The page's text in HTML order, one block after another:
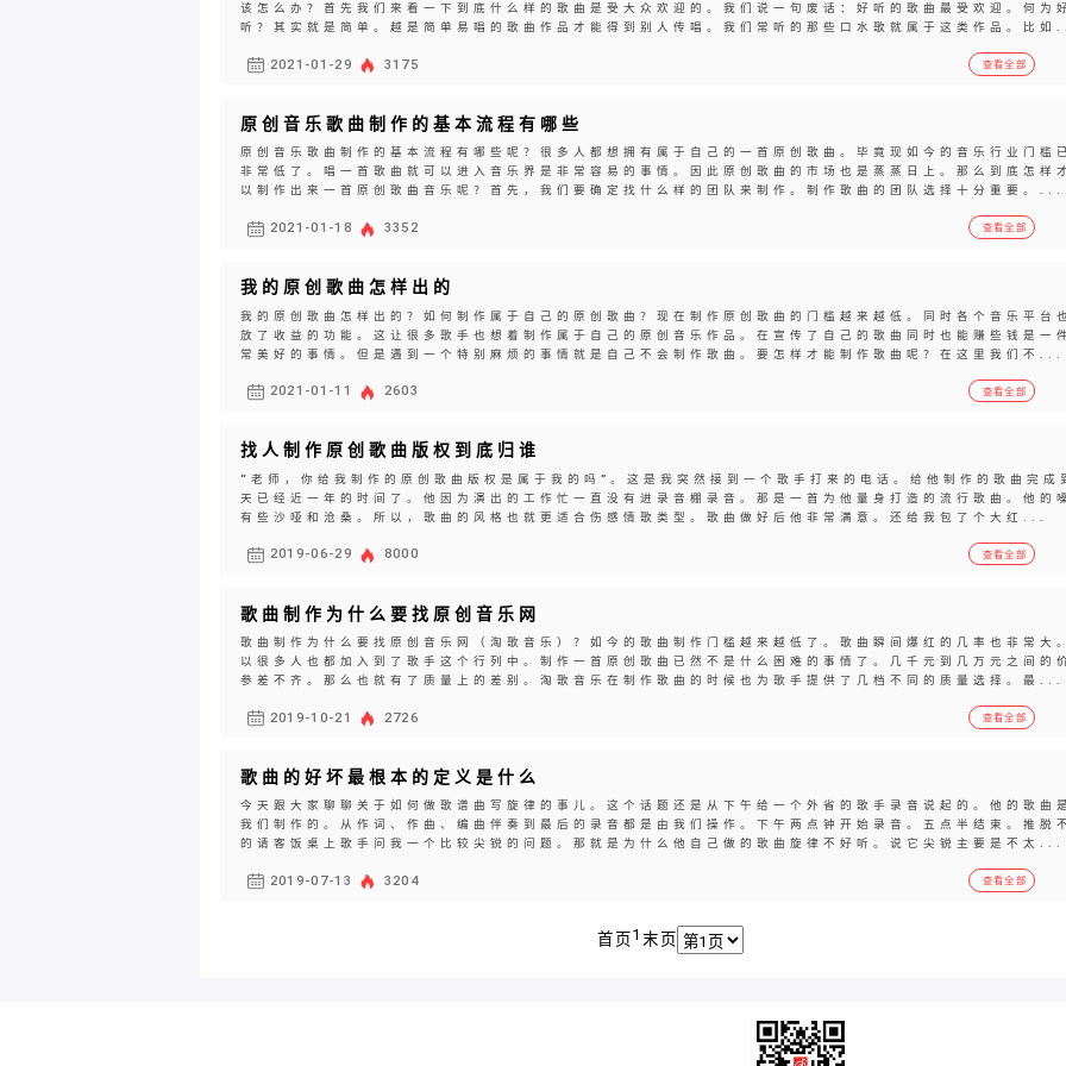
该怎么办？首先我们来看一下到底什么样的歌曲是受大众欢迎的。我们说一句废话：好听的歌曲最受欢迎。何为
听？其实就是简单。越是简单易唱的歌曲作品才能得到别人传唱。我们常听的那些口水歌就属于这类作品。比如
2021-01-29 3175 查看全部
原创音乐歌曲制作的基本流程有哪些
原创音乐歌曲制作的基本流程有哪些呢？很多人都想拥有属于自己的一首原创歌曲。毕竟现如今的音乐行业门槛
非常低了。唱一首歌曲就可以进入音乐界是非常容易的事情。因此原创歌曲的市场也是蒸蒸日上。那么到底怎样
以制作出来一首原创歌曲音乐呢？首先，我们要确定找什么样的团队来制作。制作歌曲的团队选择十分重要。...
2021-01-18 3352 查看全部
我的原创歌曲怎样出的
我的原创歌曲怎样出的？如何制作属于自己的原创歌曲？现在制作原创歌曲的门槛越来越低。同时各个音乐平台
放了收益的功能。这让很多歌手也想着制作属于自己的原创音乐作品。在宣传了自己的歌曲同时也能赚些钱是一
常美好的事情。但是遇到一个特别麻烦的事情就是自己不会制作歌曲。要怎样才能制作歌曲呢？在这里我们不...
2021-01-11 2603 查看全部
找人制作原创歌曲版权到底归谁
“老师，你给我制作的原创歌曲版权是属于我的吗”。这是我突然接到一个歌手打来的电话。给他制作的歌曲完成
天已经近一年的时间了。他因为演出的工作忙一直没有进录音棚录音。那是一首为他量身打造的流行歌曲。他的
有些沙哑和沧桑。所以，歌曲的风格也就更适合伤感情歌类型。歌曲做好后他非常满意。还给我包了个大红...
2019-06-29 8000 查看全部
歌曲制作为什么要找原创音乐网
歌曲制作为什么要找原创音乐网（淘歌音乐）？如今的歌曲制作门槛越来越低了。歌曲瞬间爆红的几率也非常大
以很多人也都加入到了歌手这个行列中。制作一首原创歌曲已然不是什么困难的事情了。几千元到几万元之间的
参差不齐。那么也就有了质量上的差别。淘歌音乐在制作歌曲的时候也为歌手提供了几档不同的质量选择。最...
2019-10-21 2726 查看全部
歌曲的好坏最根本的定义是什么
今天跟大家聊聊关于如何做歌谱曲写旋律的事儿。这个话题还是从下午给一个外省的歌手录音说起的。他的歌曲
我们制作的。从作词、作曲、编曲伴奏到最后的录音都是由我们操作。下午两点钟开始录音。五点半结束。推脱
的请客饭桌上歌手问我一个比较尖锐的问题。那就是为什么他自己做的歌曲旋律不好听。说它尖锐主要是不太...
2019-07-13 3204 查看全部
首页1末页